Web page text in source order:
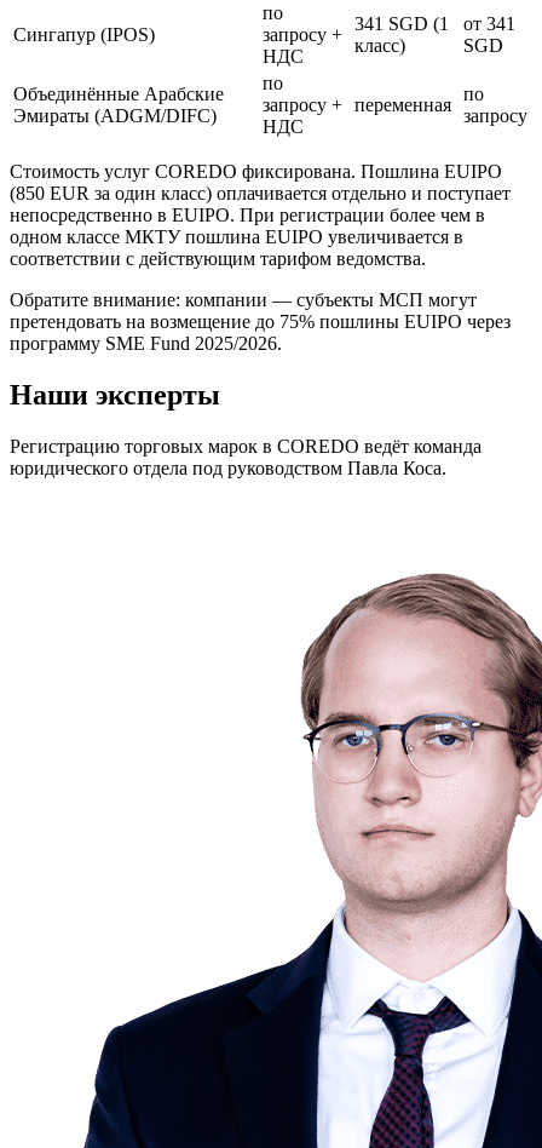
Сингапур (IPOS)
по
запросу +
НДС
341 SGD (1
класс)
от 341
SGD
Объединённые Арабские
Эмираты (ADGM/DIFC)
по
запросу +
НДС
переменная
по
запросу
Стоимость услуг COREDO фиксирована. Пошлина EUIPO
(850 EUR за один класс) оплачивается отдельно и поступает
непосредственно в EUIPO. При регистрации более чем в
одном классе МКТУ пошлина EUIPO увеличивается в
соответствии с действующим тарифом ведомства.
Обратите внимание: компании — субъекты МСП могут
претендовать на возмещение до 75% пошлины EUIPO через
программу SME Fund 2025/2026.
Наши эксперты
Регистрацию торговых марок в COREDO ведёт команда
юридического отдела под руководством Павла Коса.